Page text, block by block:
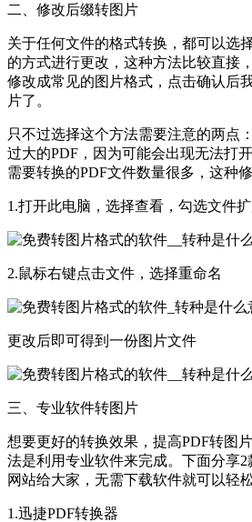
二、修改后缀转图片
关于任何文件的格式转换，都可以选
的方式进行更改，这种方法比较直接
修改成常见的图片格式，点击确认后
片了。
只不过选择这个方法需要注意的两点
过大的PDF，因为可能会出现无法打
需要转换的PDF文件数量很多，这种
1.打开此电脑，选择查看，勾选文件
2.鼠标右键点击文件，选择重命名
更改后即可得到一份图片文件
三、专业软件转图片
想要更好的转换效果，提高PDF转图
法是利用专业软件来完成。下面分享
网站给大家，无需下载软件就可以轻
1.迅捷PDF转换器